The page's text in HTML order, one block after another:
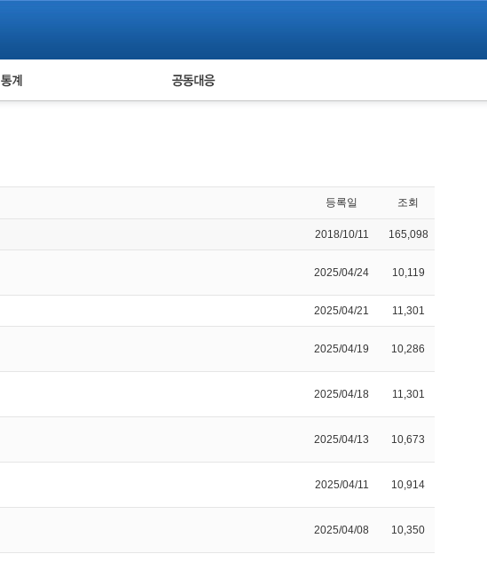
누적 피해사례 통계 피해자 공동대응
등록일 조회
2018/10/11 165,098
2025/04/24 10,119
2025/04/21 11,301
2025/04/19 10,286
2025/04/18 11,301
2025/04/13 10,673
2025/04/11 10,914
2025/04/08 10,350